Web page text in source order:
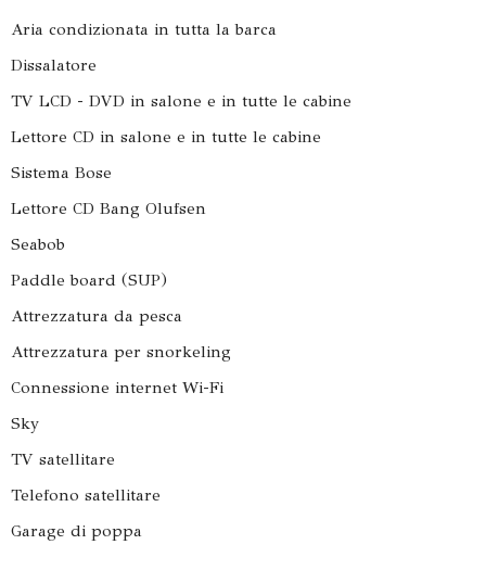
Aria condizionata in tutta la barca
Dissalatore
TV LCD - DVD in salone e in tutte le cabine
Lettore CD in salone e in tutte le cabine
Sistema Bose
Lettore CD Bang Olufsen
Seabob
Paddle board (SUP)
Attrezzatura da pesca
Attrezzatura per snorkeling
Connessione internet Wi-Fi
Sky
TV satellitare
Telefono satellitare
Garage di poppa